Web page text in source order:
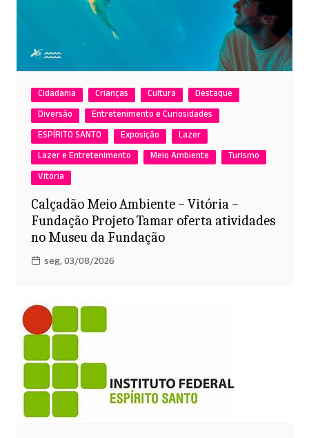
Cidadania Crianças Cultura
Destaque
Diversão
Entretenimento e Curiosidades
ESPÍRITO SANTO
Exposição
Lazer
Lazer e Entretenimento
Meio Ambiente
Turismo
Vitória
Calçadão Meio Ambiente – Vitória –
Fundação Projeto Tamar oferta atividades
no Museu da Fundação
seg, 03/08/2026